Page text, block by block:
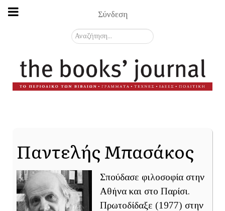
Σύνδεση
Αναζήτηση...
Παντελής Μπασάκος
Σπούδασε φιλοσοφία στην
Αθήνα και στο Παρίσι.
Πρωτοδίδαξε (1977) στην